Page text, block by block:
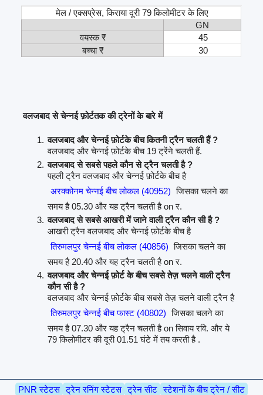
मेल / एक्सप्रेस, किराया दूरी 79 किलोमीटर के लिए
GN
वयस्क ₹
45
बच्चा ₹
30
वलजबाद से चेन्नई फ़ोर्टतक की ट्रेनों के बारे में
वलजबाद और चेन्नई फ़ोर्टके बीच कितनी ट्रैन चलती हैं ?
वलजबाद और चेन्नई फ़ोर्टके बीच 19 ट्रेंने चलती हैं.
वलजबाद से सबसे पहले कौन से ट्रैन चलती है ?
पहली ट्रैन वलजबाद और चेन्नई फ़ोर्टके बीच है
अरक्कोनम चेन्नई बीच लोकल (40952) जिसका चलने का
समय है 05.30 और यह ट्रैन चलती है on र.
वलजबाद से सबसे आखरी में जाने वाली ट्रैन कौन सी है ?
आखरी ट्रैन वलजबाद और चेन्नई फ़ोर्टके बीच है
तिरुमलपुर चेन्नई बीच लोकल (40856) जिसका चलने का
समय है 20.40 और यह ट्रैन चलती है on र.
वलजबाद और चेन्नई फ़ोर्ट के बीच सबसे तेज़ चलने वाली ट्रैन
कौन सी है ?
वलजबाद और चेन्नई फ़ोर्टके बीच सबसे तेज़ चलने वाली ट्रैन है
तिरुमलपुर चेन्नई बीच फास्ट (40802) जिसका चलने का
समय है 07.30 और यह ट्रैन चलती है on सिवाय रवि. और ये
79 किलोमीटर की दूरी 01.51 घंटे में तय करती है .
PNR स्टेटस ट्रेन रनिंग स्टेटस ट्रेन सीट स्टेशनों के बीच ट्रेन / सीट